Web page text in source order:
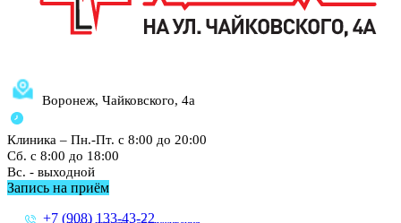
Воронеж, Чайковского, 4а
Клиника – Пн.-Пт. с 8:00 до 20:00
Сб. с 8:00 до 18:00
Вс. - выходной
Запись на приём
+7 (908) 133-43-22